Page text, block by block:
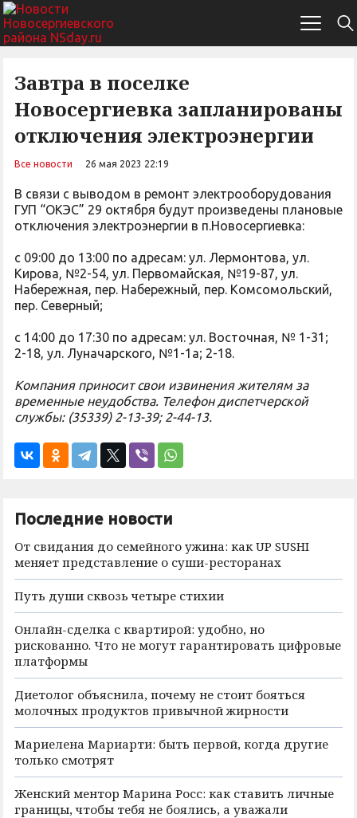
Завтра в поселке
Новосергиевка запланированы
отключения электроэнергии
Все новости 26 мая 2023 22:19
В связи с выводом в ремонт электрооборудования
ГУП “ОКЭС” 29 октября будут произведены плановые
отключения электроэнергии в п.Новосергиевка:
с 09:00 до 13:00 по адресам: ул. Лермонтова, ул.
Кирова, №2-54, ул. Первомайская, №19-87, ул.
Набережная, пер. Набережный, пер. Комсомольский,
пер. Северный;
с 14:00 до 17:30 по адресам: ул. Восточная, № 1-31;
2-18, ул. Луначарского, №1-1а; 2-18.
Компания приносит свои извинения жителям за
временные неудобства. Телефон диспетчерской
службы: (35339) 2-13-39; 2-44-13.
Последние новости
От свидания до семейного ужина: как UP SUSHI
меняет представление о суши-ресторанах
Путь души сквозь четыре стихии
Онлайн-сделка с квартирой: удобно, но
рискованно. Что не могут гарантировать цифровые
платформы
Диетолог объяснила, почему не стоит бояться
молочных продуктов привычной жирности
Мариелена Мариарти: быть первой, когда другие
только смотрят
Женский ментор Марина Росс: как ставить личные
границы, чтобы тебя не боялись, а уважали